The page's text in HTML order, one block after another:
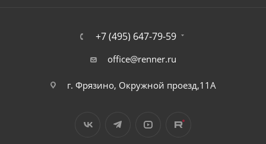
+7 (495) 647-79-59
office@renner.ru
г. Фрязино, Окружной проезд,11А